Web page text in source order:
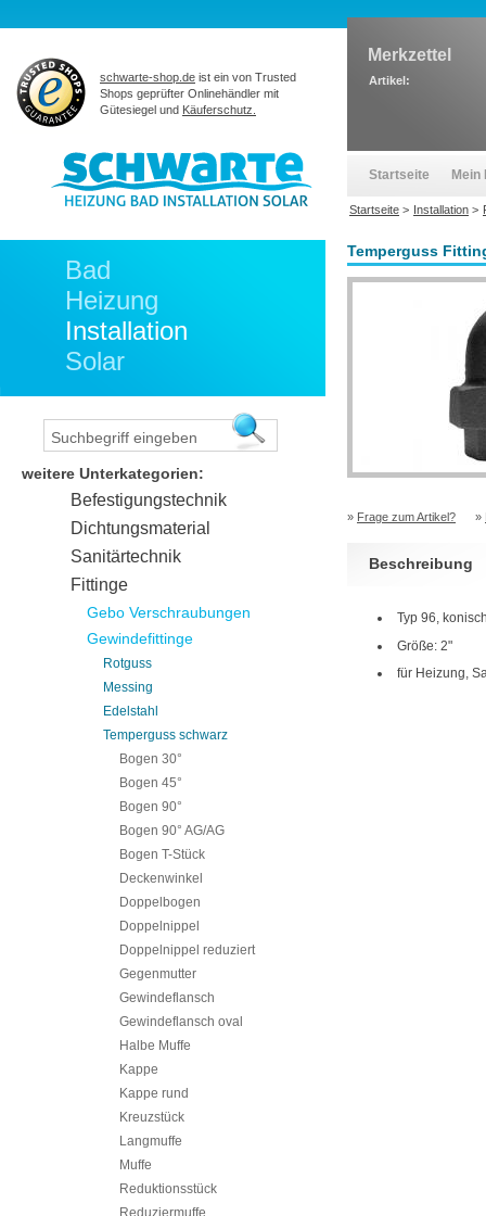
Temperguss
» Frage zum Artikel? »
Beschreibung
Typ 96,
Größe: 2"
für Heizung,
Bad
Heizung
Installation
Solar
weitere Unterkategorien:
Befestigungstechnik
Dichtungsmaterial
Sanitärtechnik
Fittinge
Gebo Verschraubungen
Gewindefittinge
Rotguss
Messing
Edelstahl
Temperguss schwarz
Bogen 30°
Bogen 45°
Bogen 90°
Bogen 90° AG/AG
Bogen T-Stück
Deckenwinkel
Doppelbogen
Doppelnippel
Doppelnippel reduziert
Gegenmutter
Gewindeflansch
Gewindeflansch oval
Halbe Muffe
Kappe
Kappe rund
Kreuzstück
Langmuffe
Muffe
Reduktionsstück
Reduziermuffe
schwarte-shop.de ist ein von Trusted
Shops geprüfter Onlinehändler mit
Gütesiegel und Käuferschutz.
Merkzettel
Artikel:
Startseite Mein
Startseite > Installation >